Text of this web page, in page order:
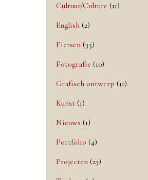
Cultuur/Culture (11)
English (2)
Fietsen (35)
Fotografie (10)
Grafisch ontwerp (11)
Kunst (1)
Nieuws (1)
Portfolio (4)
Projecten (23)